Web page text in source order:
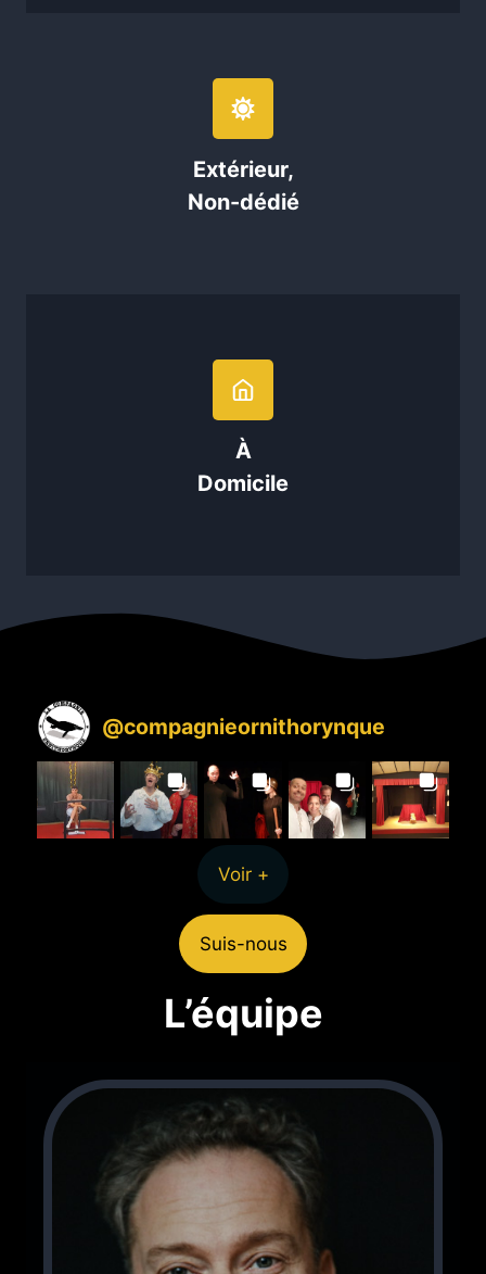
Extérieur,
Non-dédié
À
Domicile
@compagnieornithorynque
Voir +
Suis-nous
L’équipe